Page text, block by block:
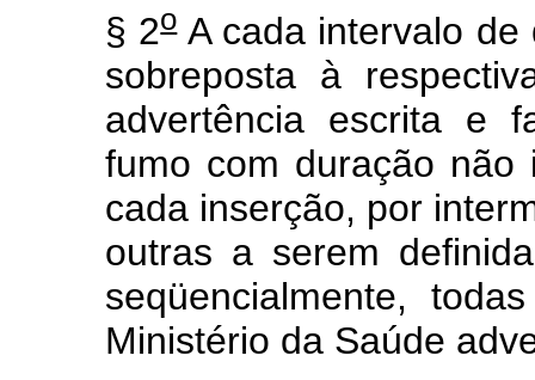
§ 2oA cada intervalo de
sobreposta à
advertência escrita e
fumo com duração não
cada inserção, por
outras a serem
seqüencialmente,
Ministério da Saúde